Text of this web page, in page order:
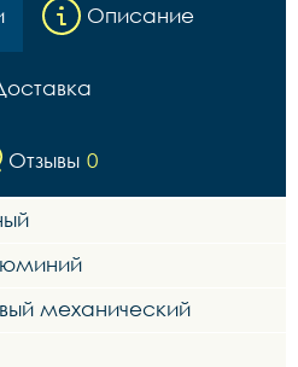
Описание
Отзывы 0
механический